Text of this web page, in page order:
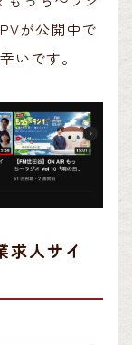
が公開中で
いです。
求人サイ